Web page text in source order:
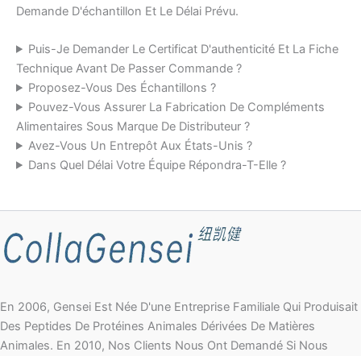
Demande D'échantillon Et Le Délai Prévu.
Puis-Je Demander Le Certificat D'authenticité Et La Fiche
Technique Avant De Passer Commande ?
Proposez-Vous Des Échantillons ?
Pouvez-Vous Assurer La Fabrication De Compléments
Alimentaires Sous Marque De Distributeur ?
Avez-Vous Un Entrepôt Aux États-Unis ?
Dans Quel Délai Votre Équipe Répondra-T-Elle ?
En 2006, Gensei Est Née D'une Entreprise Familiale Qui Produisait
Des Peptides De Protéines Animales Dérivées De Matières
Animales. En 2010, Nos Clients Nous Ont Demandé Si Nous